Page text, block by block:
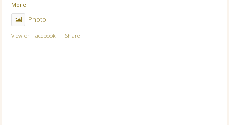
More
Photo
View on Facebook · Share